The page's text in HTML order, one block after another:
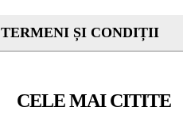
TERMENI ȘI CONDIȚII
CELE MAI CITITE